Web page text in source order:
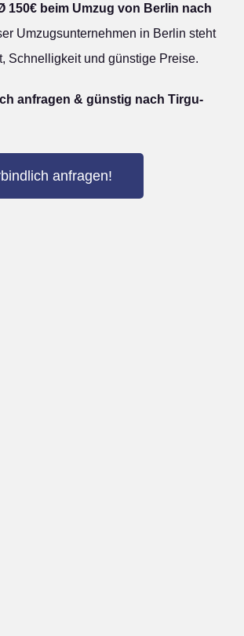
150€ beim Umzug von Berlin nach
Umzugsunternehmen in Berlin steht
Schnelligkeit und günstige Preise.
anfragen & günstig nach Tirgu-
anfragen!